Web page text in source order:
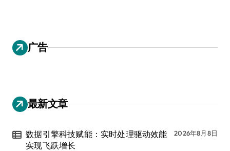
广告
最新文章
数据引擎科技赋能：实时处理驱动效能
实现飞跃增长
2026年8月8日